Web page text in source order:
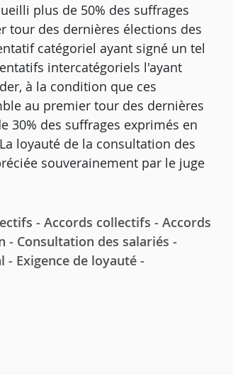
plus de 50% des suffrages
tour des dernières élections des
catégoriel ayant signé un tel
intercatégoriels l'ayant
à la condition que ces
au premier tour des dernières
30% des suffrages exprimés en
loyauté de la consultation des
souverainement par le juge
- Accords collectifs - Accords
Consultation des salariés -
Exigence de loyauté -